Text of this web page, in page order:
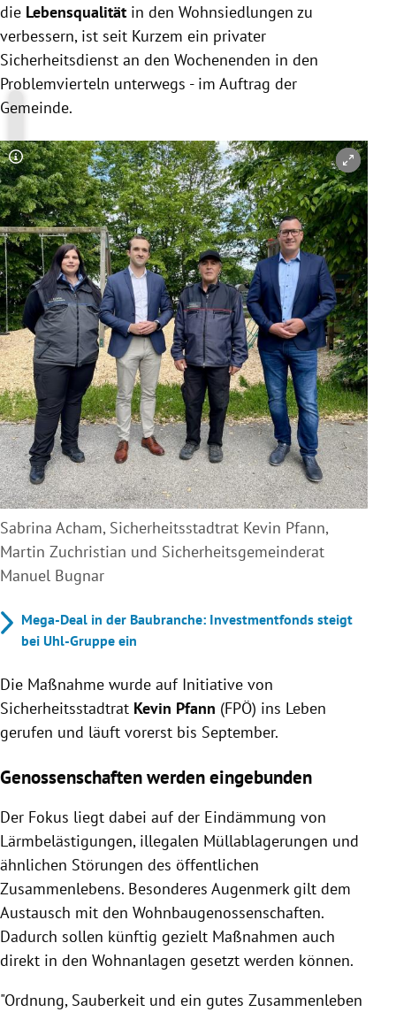
die Lebensqualität in den Wohnsiedlungen zu
verbessern, ist seit Kurzem ein privater
Sicherheitsdienst an den Wochenenden in den
Problemvierteln unterwegs - im Auftrag der
Gemeinde.
Copyright-Hinweis öffnen/schließen
Sabrina Acham, Sicherheitsstadtrat Kevin Pfann,
Martin Zuchristian und Sicherheitsgemeinderat
Manuel Bugnar
Mega-Deal in der Baubranche: Investmentfonds steigt
bei Uhl-Gruppe ein
Die Maßnahme wurde auf Initiative von
Sicherheitsstadtrat Kevin Pfann (FPÖ) ins Leben
gerufen und läuft vorerst bis September.
Genossenschaften werden eingebunden
Der Fokus liegt dabei auf der Eindämmung von
Lärmbelästigungen, illegalen Müllablagerungen und
ähnlichen Störungen des öffentlichen
Zusammenlebens. Besonderes Augenmerk gilt dem
Austausch mit den Wohnbaugenossenschaften.
Dadurch sollen künftig gezielt Maßnahmen auch
direkt in den Wohnanlagen gesetzt werden können.
"Ordnung, Sauberkeit und ein gutes Zusammenleben